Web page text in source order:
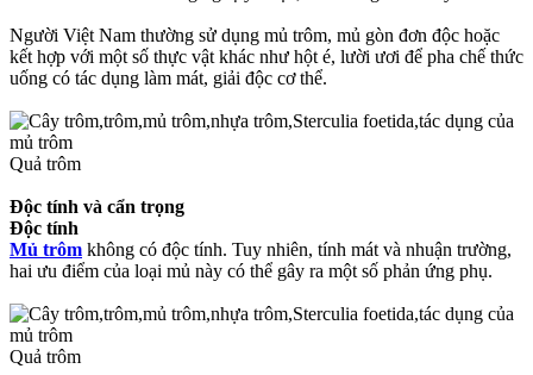
Người Việt Nam thường sử dụng mủ trôm, mủ gòn đơn độc hoặc
kết hợp với một số thực vật khác như hột é, lười ươi để pha chế thức
uống có tác dụng làm mát, giải độc cơ thể.
Quả trôm
Độc tính và cẩn trọng
Độc tính
Mủ trôm không có độc tính. Tuy nhiên, tính mát và nhuận trường,
hai ưu điểm của loại mủ này có thể gây ra một số phản ứng phụ.
Quả trôm